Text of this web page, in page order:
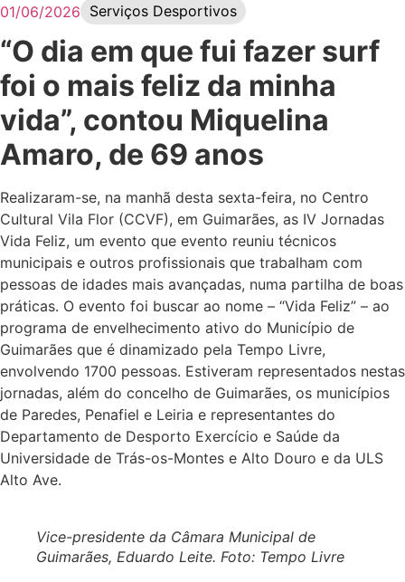
01/06/2026 Serviços Desportivos
“O dia em que fui fazer surf
foi o mais feliz da minha
vida”, contou Miquelina
Amaro, de 69 anos
Realizaram-se, na manhã desta sexta-feira, no Centro
Cultural Vila Flor (CCVF), em Guimarães, as IV Jornadas
Vida Feliz, um evento que evento reuniu técnicos
municipais e outros profissionais que trabalham com
pessoas de idades mais avançadas, numa partilha de boas
práticas. O evento foi buscar ao nome – “Vida Feliz” – ao
programa de envelhecimento ativo do Município de
Guimarães que é dinamizado pela Tempo Livre,
envolvendo 1700 pessoas. Estiveram representados nestas
jornadas, além do concelho de Guimarães, os municípios
de Paredes, Penafiel e Leiria e representantes do
Departamento de Desporto Exercício e Saúde da
Universidade de Trás-os-Montes e Alto Douro e da ULS
Alto Ave.
Vice-presidente da Câmara Municipal de
Guimarães, Eduardo Leite. Foto: Tempo Livre